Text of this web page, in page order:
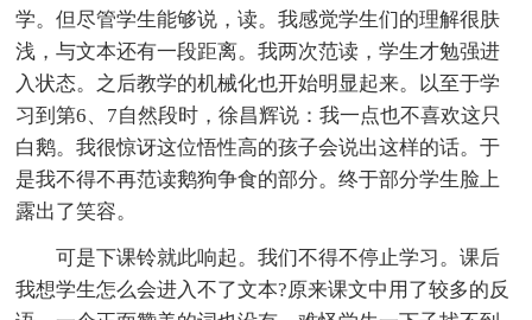
学。但尽管学生能够说，读。我感觉学生们的理解很肤
浅，与文本还有一段距离。我两次范读，学生才勉强进
入状态。之后教学的机械化也开始明显起来。以至于学
习到第6、7自然段时，徐昌辉说：我一点也不喜欢这只
白鹅。我很惊讶这位悟性高的孩子会说出这样的话。于
是我不得不再范读鹅狗争食的部分。终于部分学生脸上
露出了笑容。
可是下课铃就此响起。我们不得不停止学习。课后
我想学生怎么会进入不了文本?原来课文中用了较多的反